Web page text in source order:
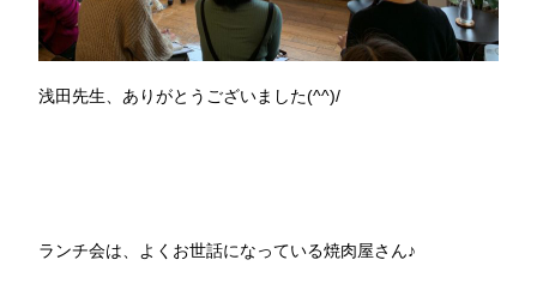
浅田先生、ありがとうございました(^^)/
ランチ会は、よくお世話になっている焼肉屋さん♪